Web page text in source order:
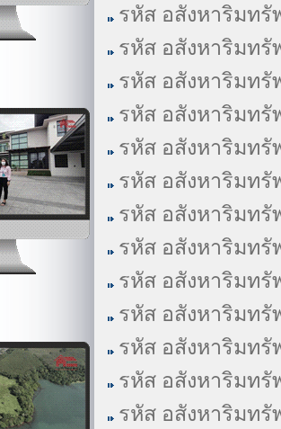
รหัส อสังหาริมทรั
รหัส อสังหาริมทรั
รหัส อสังหาริมทรั
รหัส อสังหาริมทรั
รหัส อสังหาริมทรั
รหัส อสังหาริมทรั
รหัส อสังหาริมทรั
รหัส อสังหาริมทรั
รหัส อสังหาริมทรั
รหัส อสังหาริมทรั
รหัส อสังหาริมทรั
รหัส อสังหาริมทรั
รหัส อสังหาริมทรั